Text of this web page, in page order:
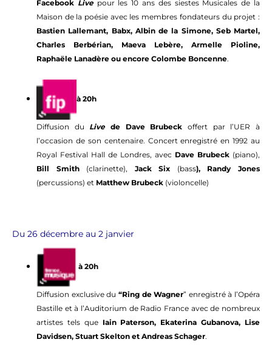
Facebook Livepour les 10 ans des siestes Musicales de la
Maison de la poésie avec les membres fondateurs du projet :
Bastien Lallemant, Babx, Albin de la Simone, Seb Martel,
Charles Berbérian, Maeva Lebère, Armelle Pioline,
Raphaële Lanadère ou encore Colombe Boncenne.
à 20h
Diffusion du Live de Dave Brubeck offert par l’UER à
l’occasion de son centenaire. Concert enregistré en 1992 au
Royal Festival Hall de Londres, avec Dave Brubeck (piano),
Bill Smith(clarinette), Jack Six (bass), Randy Jones
(percussions) et Matthew Brubeck (violoncelle)
Du 26 décembre au 2 janvier
à 20h
Diffusion exclusive du “Ring de Wagner” enregistré à l’Opéra
Bastille et à l’Auditorium de Radio France avec de nombreux
artistes tels que Iain Paterson, Ekaterina Gubanova, Lise
Davidsen, Stuart Skelton et Andreas Schager.